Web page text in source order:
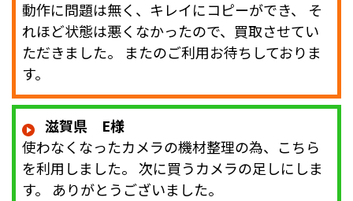
動作に問題は無く、キレイにコピーができ、 そ
れほど状態は悪くなかったので、買取させてい
ただきました。 またのご利用お待ちしておりま
す。
滋賀県 E様
使わなくなったカメラの機材整理の為、こちら
を利用しました。 次に買うカメラの足しにしま
す。 ありがとうございました。